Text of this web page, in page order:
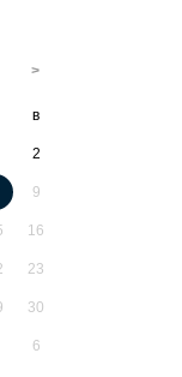
в
2
9
16
23
30
6